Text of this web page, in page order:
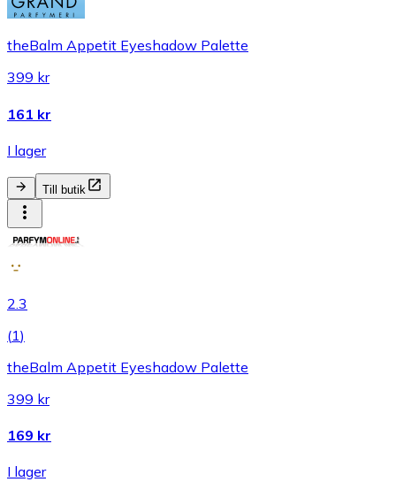
theBalm Appetit Eyeshadow Palette
399 kr
161 kr
I lager
Till butik
2.3
(1)
theBalm Appetit Eyeshadow Palette
399 kr
169 kr
I lager